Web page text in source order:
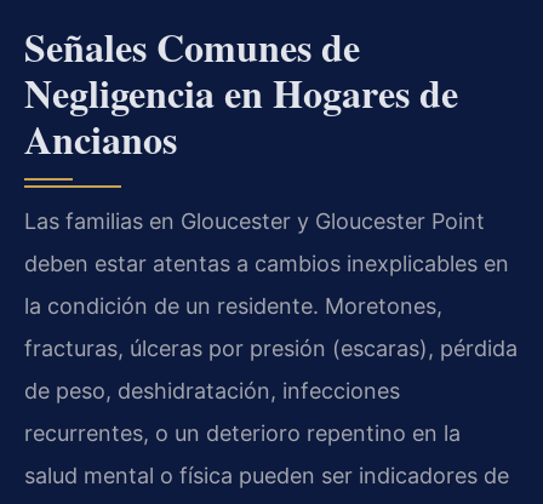
Señales Comunes de
Negligencia en Hogares de
Ancianos
Las familias en Gloucester y Gloucester Point
deben estar atentas a cambios inexplicables en
la condición de un residente. Moretones,
fracturas, úlceras por presión (escaras), pérdida
de peso, deshidratación, infecciones
recurrentes, o un deterioro repentino en la
salud mental o física pueden ser indicadores de